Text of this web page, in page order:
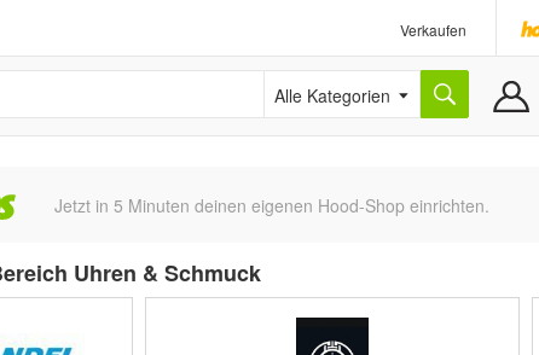
Verkaufen
Alle Kategorien
Jetzt in 5 Minuten deinen eigenen Hood-Shop einrichten.
Uhren & Schmuck